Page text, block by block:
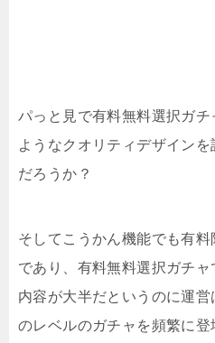
パっと見で有料無料選択ガ
ようなクオリティデザイン
だろうか？
そしてこうかん機能でも有
であり、有料無料選択ガチ
内容が大半だというのに運
のレベルのガチャを頻繁に